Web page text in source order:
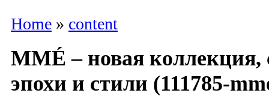
Home » content
MMÉ – новая
эпохи и стили (111785-